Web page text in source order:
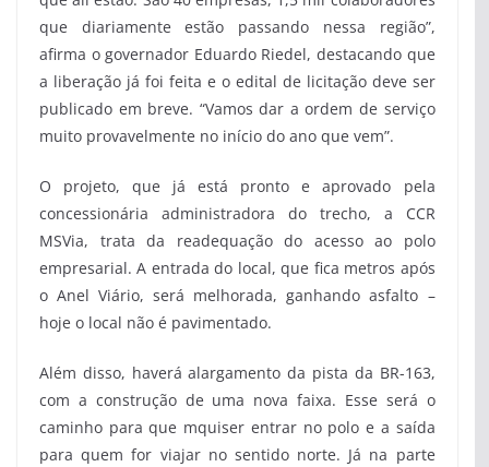
que diariamente estão passando nessa região”,
afirma o governador Eduardo Riedel, destacando que
a liberação já foi feita e o edital de licitação deve ser
publicado em breve. “Vamos dar a ordem de serviço
muito provavelmente no início do ano que vem”.
O projeto, que já está pronto e aprovado pela
concessionária administradora do trecho, a CCR
MSVia, trata da readequação do acesso ao polo
empresarial. A entrada do local, que fica metros após
o Anel Viário, será melhorada, ganhando asfalto –
hoje o local não é pavimentado.
Além disso, haverá alargamento da pista da BR-163,
com a construção de uma nova faixa. Esse será o
caminho para que mquiser entrar no polo e a saída
para quem for viajar no sentido norte. Já na parte